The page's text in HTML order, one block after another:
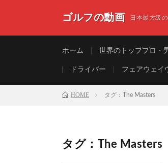
ゴルフの動画 日本最大級
ホーム 世界のトッププロ・
ドライバー フェアウェイ
HOME タグ：The Masters
タグ：The Masters